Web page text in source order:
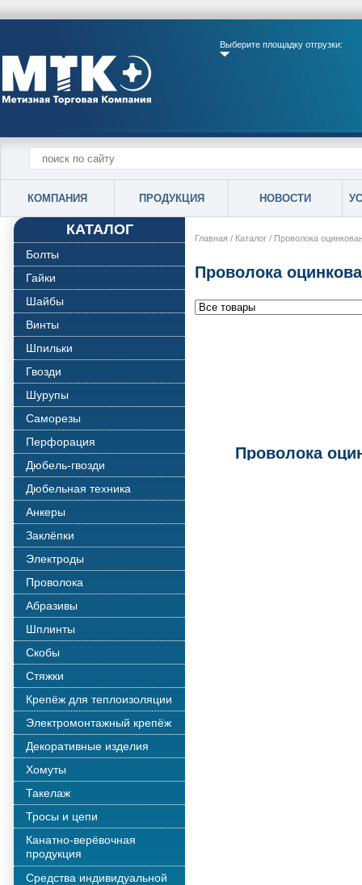
Выберите площадку отгрузки:
КОМПАНИЯ ПРОДУКЦИЯ НОВОСТИ
КАТАЛОГ
Болты
Гайки
Шайбы
Винты
Шпильки
Гвозди
Шурупы
Саморезы
Перфорация
Дюбель-гвозди
Дюбельная техника
Анкеры
Заклёпки
Электроды
Проволока
Абразивы
Шплинты
Скобы
Стяжки
Крепёж для теплоизоляции
Электромонтажный крепёж
Декоративные изделия
Хомуты
Такелаж
Тросы и цепи
Канатно-верёвочная
продукция
Средства индивидуальной
Главная / Каталог / Проволока
Проволока
Проволока